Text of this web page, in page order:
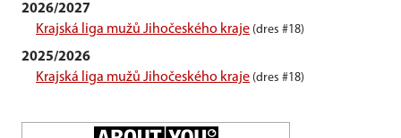
2026/2027
Krajská liga mužů Jihočeského kraje (dres #18)
2025/2026
Krajská liga mužů Jihočeského kraje (dres #18)